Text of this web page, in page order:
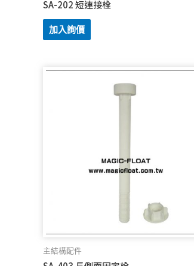
SA-202 短連接栓
加入詢價
主結構配件